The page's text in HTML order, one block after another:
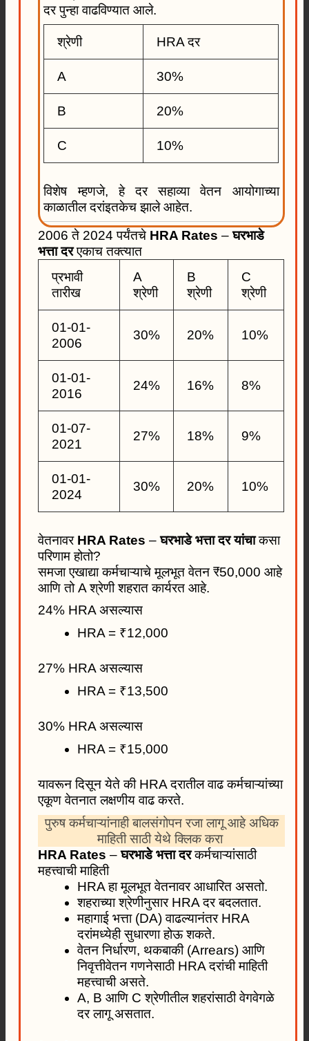
दर पुन्हा वाढविण्यात आले.
श्रेणी HRA दर
A 30%
B 20%
C 10%
विशेष म्हणजे, हे दर सहाव्या वेतन आयोगाच्या
काळातील दरांइतकेच झाले आहेत.
2006 ते 2024 पर्यंतचे HRA Rates –घरभाडे
भत्ता दरएकाच तक्त्यात
प्रभावी
तारीख
A
श्रेणी
B
श्रेणी
C
श्रेणी
01-01-
2006
30% 20% 10%
01-01-
2016
24% 16% 8%
01-07-
2021
27% 18% 9%
01-01-
2024
30% 20% 10%
वेतनावर HRA Rates –घरभाडे भत्ता दर यांचाकसा
परिणाम होतो?
समजा एखाद्या कर्मचाऱ्याचे मूलभूत वेतन ₹50,000 आहे
आणि तो A श्रेणी शहरात कार्यरत आहे.
24% HRA असल्यास
HRA = ₹12,000
27% HRA असल्यास
HRA = ₹13,500
30% HRA असल्यास
HRA = ₹15,000
यावरून दिसून येते की HRA दरातील वाढ कर्मचाऱ्यांच्या
एकूण वेतनात लक्षणीय वाढ करते.
पुरुष कर्मचाऱ्यांनाही बालसंगोपन रजा लागू आहे अधिक
माहिती साठी येथे क्लिक करा
HRA Rates –घरभाडे भत्ता दरकर्मचाऱ्यांसाठी
महत्त्वाची माहिती
HRA हा मूलभूत वेतनावर आधारित असतो.
शहराच्या श्रेणीनुसार HRA दर बदलतात.
महागाई भत्ता (DA) वाढल्यानंतर HRA
दरांमध्येही सुधारणा होऊ शकते.
वेतन निर्धारण, थकबाकी (Arrears) आणि
निवृत्तीवेतन गणनेसाठी HRA दरांची माहिती
महत्त्वाची असते.
A, B आणि C श्रेणीतील शहरांसाठी वेगवेगळे
दर लागू असतात.